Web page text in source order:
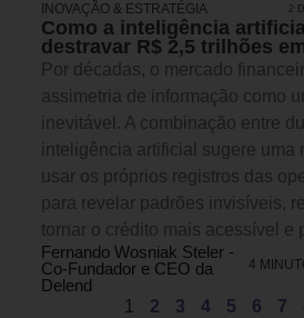
INOVAÇÃO & ESTRATÉGIA 2
Como a inteligência
destravar R$ 2,5 trilhões
Por décadas, o mercado
assimetria de informação como
inevitável. A combinação entre
inteligência artificial sugere uma
usar os próprios registros das
para revelar padrões invisíveis,
tornar o crédito mais acessível e
Fernando Wosniak Steler -
Co-Fundador e CEO da
Delend
4
1 2 3 4 5 6 7